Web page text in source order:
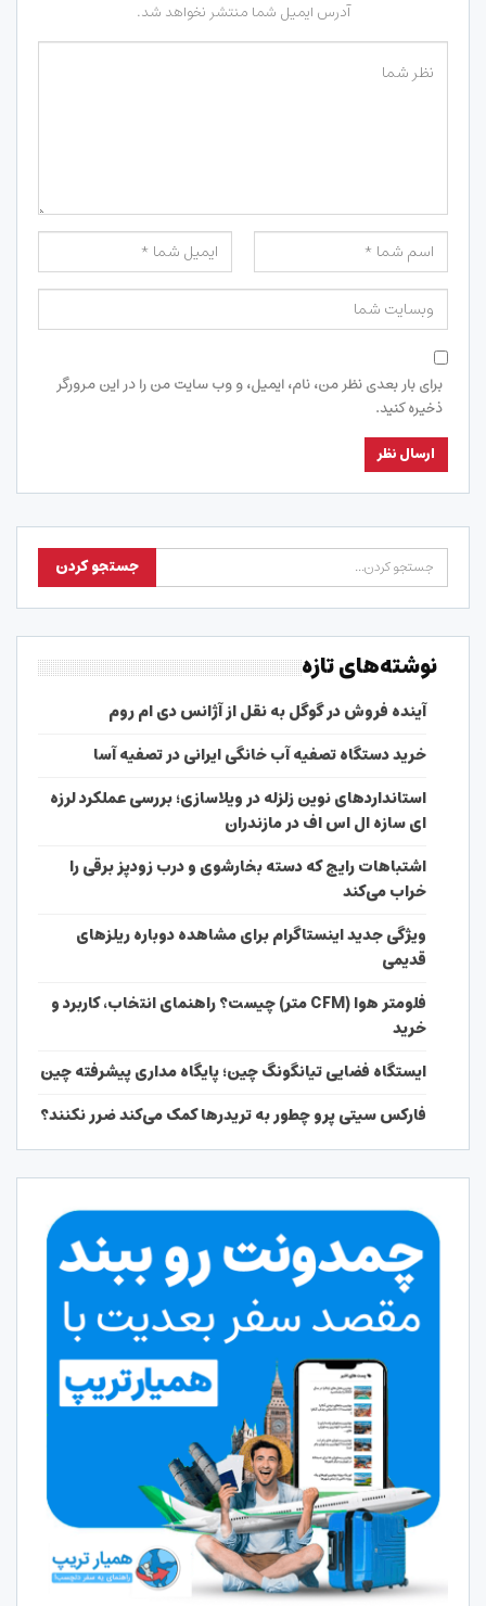
آدرس ایمیل شما منتشر نخواهد شد.
برای بار بعدی نظر من، نام، ایمیل، و وب سایت من را در این مرورگر
ذخیره کنید.
نوشته‌های تازه
آینده فروش در گوگل به نقل از آژانس دی ام روم
خرید دستگاه تصفیه آب خانگی ایرانی در تصفیه آسا
استانداردهای نوین زلزله در ویلاسازی؛ بررسی عملکرد لرزه
ای سازه ال اس اف در مازندران
اشتباهات رایج که دسته بخارشوی و درب زودپز برقی را
خراب می‌کند
ویژگی جدید اینستاگرام برای مشاهده دوباره ریلزهای
قدیمی
فلومتر هوا (CFM متر) چیست؟ راهنمای انتخاب، کاربرد و
خرید
ایستگاه فضایی تیانگونگ چین؛ پایگاه مداری پیشرفته چین
فارکس سیتی پرو چطور به تریدرها کمک می‌کند ضرر نکنند؟